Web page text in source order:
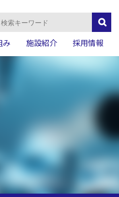
検
:
み 施設紹介 採用情報